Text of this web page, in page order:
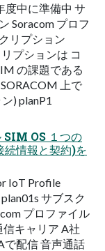
度中に準備中 サ
Soracom プロフ
リプション
プションは コ
の課題である
上で
) planP1
SIM OS １つの
情報と契約)を
IoT Profile
サブスク
プロファイル
信キャリア A社
で配信 音声通話